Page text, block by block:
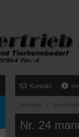
Kontakt
Startseite
Nr. 24